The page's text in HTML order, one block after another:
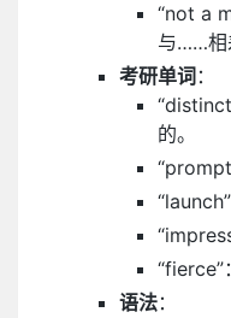
“not a
与……相
考研单词 ：
的。
“fierce”
语法：